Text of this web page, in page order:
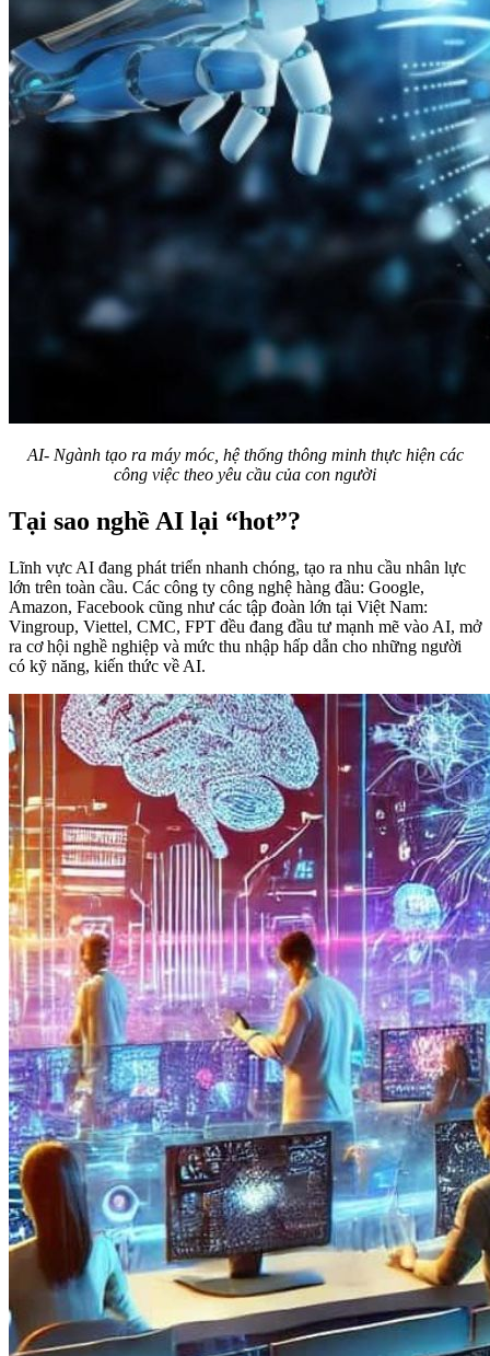
AI- Ngành tạo ra máy móc, hệ thống thông minh thực hiện các
công việc theo yêu cầu của con người
Tại sao nghề AI lại “hot”?
Lĩnh vực AI đang phát triển nhanh chóng, tạo ra nhu cầu nhân lực
lớn trên toàn cầu. Các công ty công nghệ hàng đầu: Google,
Amazon, Facebook cũng như các tập đoàn lớn tại Việt Nam:
Vingroup, Viettel, CMC, FPT đều đang đầu tư mạnh mẽ vào AI, mở
ra cơ hội nghề nghiệp và mức thu nhập hấp dẫn cho những người
có kỹ năng, kiến ​​thức về AI.